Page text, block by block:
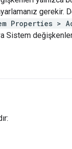
gerekir.
Properties >
Sistem